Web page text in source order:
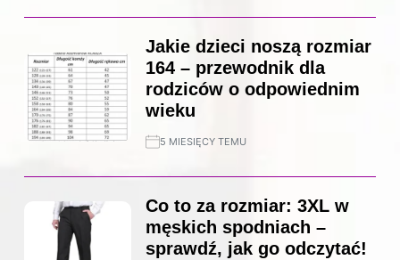
Jakie dzieci noszą rozmiar
164 – przewodnik dla
rodziców o odpowiednim
wieku
5 MIESIĘCY TEMU
Co to za rozmiar: 3XL w
męskich spodniach –
sprawdź, jak go odczytać!